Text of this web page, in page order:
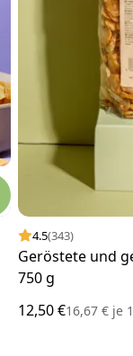
4.5(343)
Geröstete und
750 g
12,50 €16,67 € je